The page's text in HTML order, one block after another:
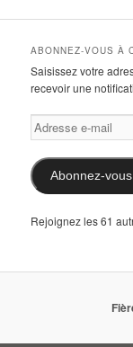
ABONNEZ-VOUS À
Saisissez votre
recevoir une
Adresse
e-
mail
Abonnez-vous
Rejoignez les 61